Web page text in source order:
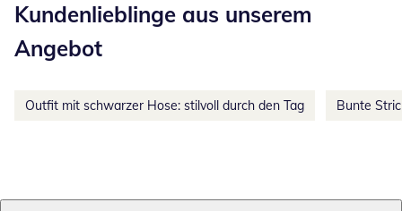
Kundenlieblinge aus unserem
Angebot
Outfit mit schwarzer Hose: stilvoll durch den Tag Bunte